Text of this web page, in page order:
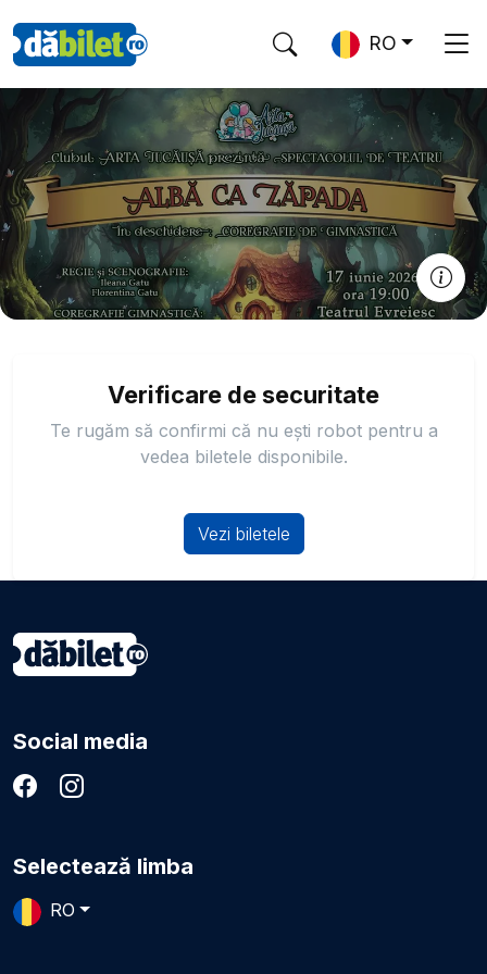
RO
Verificare de securitate
Te rugăm să confirmi că nu ești robot pentru a
vedea biletele disponibile.
Vezi biletele
Social media
Selectează limba
RO